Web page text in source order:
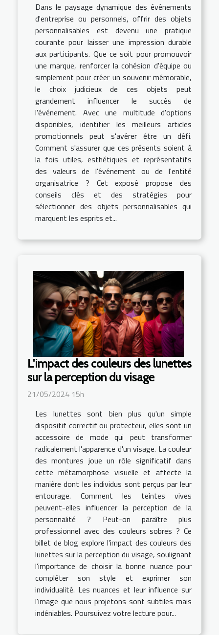
Dans le paysage dynamique des événements
d'entreprise ou personnels, offrir des objets
personnalisables est devenu une pratique
courante pour laisser une impression durable
aux participants. Que ce soit pour promouvoir
une marque, renforcer la cohésion d'équipe ou
simplement pour créer un souvenir mémorable,
le choix judicieux de ces objets peut
grandement influencer le succès de
l'événement. Avec une multitude d'options
disponibles, identifier les meilleurs articles
promotionnels peut s'avérer être un défi.
Comment s'assurer que ces présents soient à
la fois utiles, esthétiques et représentatifs
des valeurs de l'événement ou de l'entité
organisatrice ? Cet exposé propose des
conseils clés et des stratégies pour
sélectionner des objets personnalisables qui
marquent les esprits et...
L'impact des couleurs des lunettes
sur la perception du visage
21/05/2024 15h
Les lunettes sont bien plus qu'un simple
dispositif correctif ou protecteur, elles sont un
accessoire de mode qui peut transformer
radicalement l'apparence d'un visage. La couleur
des montures joue un rôle significatif dans
cette métamorphose visuelle et affecte la
manière dont les individus sont perçus par leur
entourage. Comment les teintes vives
peuvent-elles influencer la perception de la
personnalité ? Peut-on paraître plus
professionnel avec des couleurs sobres ? Ce
billet de blog explore l'impact des couleurs des
lunettes sur la perception du visage, soulignant
l'importance de choisir la bonne nuance pour
compléter son style et exprimer son
individualité. Les nuances et leur influence sur
l'image que nous projetons sont subtiles mais
indéniables. Poursuivez votre lecture pour...